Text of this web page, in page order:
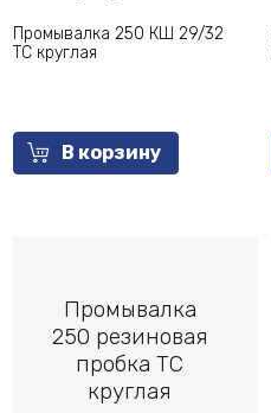
Промывалка 250 КШ 29/32
ТС круглая
В корзину
Промывалка
250 резиновая
пробка ТС
круглая